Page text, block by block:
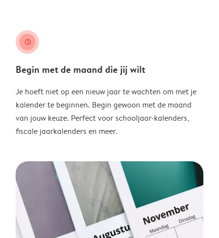
clock
Begin met de maand die jij wilt
Je hoeft niet op een nieuw jaar te wachten om met je
kalender te beginnen. Begin gewoon met de maand
van jouw keuze. Perfect voor schooljaar-kalenders,
fiscale jaarkalenders en meer.